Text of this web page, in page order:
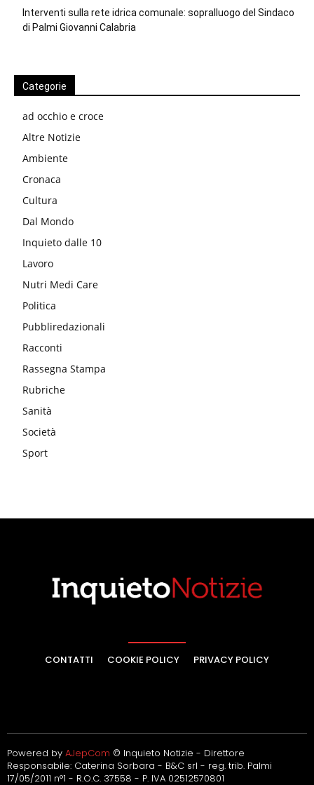
Interventi sulla rete idrica comunale: sopralluogo del Sindaco
di Palmi Giovanni Calabria
Categorie
ad occhio e croce
Altre Notizie
Ambiente
Cronaca
Cultura
Dal Mondo
Inquieto dalle 10
Lavoro
Nutri Medi Care
Politica
Pubbliredazionali
Racconti
Rassegna Stampa
Rubriche
Sanità
Società
Sport
CONTATTI COOKIE POLICY PRIVACY POLICY
Powered by AJepCom © Inquieto Notizie - Direttore
Responsabile: Caterina Sorbara - B&C srl - reg. trib. Palmi
17/05/2011 n°1 - R.O.C. 37558 - P. IVA 02512570801